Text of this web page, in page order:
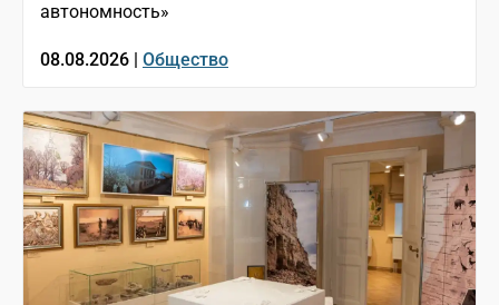
автономность»
08.08.2026 | Общество